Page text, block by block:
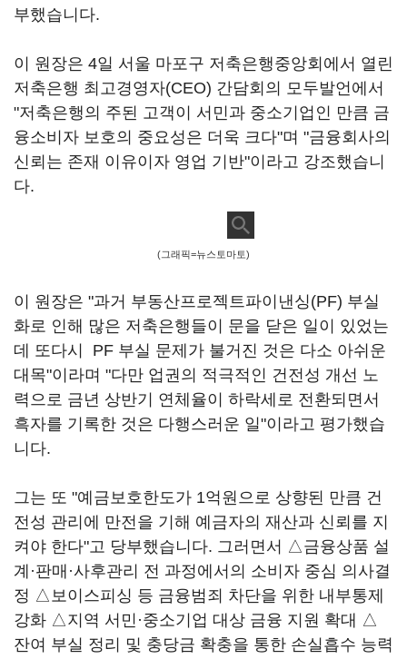
부했습니다.
이 원장은 4일 서울 마포구 저축은행중앙회에서 열린
저축은행 최고경영자(CEO) 간담회의 모두발언에서
"저축은행의 주된 고객이 서민과 중소기업인 만큼 금
융소비자 보호의 중요성은 더욱 크다"며 "금융회사의
신뢰는 존재 이유이자 영업 기반"이라고 강조했습니
다.
(그래픽=뉴스토마토)
이 원장은 "과거 부동산프로젝트파이낸싱(PF) 부실
화로 인해 많은 저축은행들이 문을 닫은 일이 있었는
데 또다시 PF 부실 문제가 불거진 것은 다소 아쉬운
대목"이라며 "다만 업권의 적극적인 건전성 개선 노
력으로 금년 상반기 연체율이 하락세로 전환되면서
흑자를 기록한 것은 다행스러운 일"이라고 평가했습
니다.
그는 또 "예금보호한도가 1억원으로 상향된 만큼 건
전성 관리에 만전을 기해 예금자의 재산과 신뢰를 지
켜야 한다"고 당부했습니다. 그러면서 △금융상품 설
계·판매·사후관리 전 과정에서의 소비자 중심 의사결
정 △보이스피싱 등 금융범죄 차단을 위한 내부통제
강화 △지역 서민·중소기업 대상 금융 지원 확대 △
잔여 부실 정리 및 충당금 확충을 통한 손실흡수 능력